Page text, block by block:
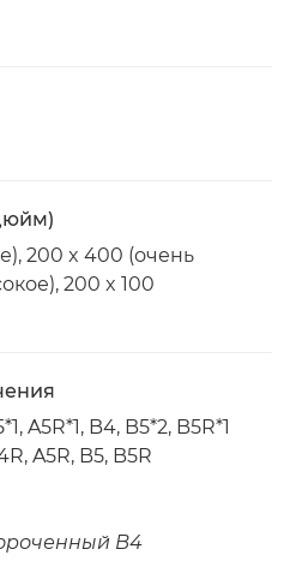
200 x 400 (очень
200 x 100
A5R*1, B4, B5*2, B5R*1
A5R, B5, B5R
B4